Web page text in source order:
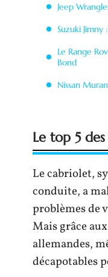
Jeep
Suzuki
Le Range
Bond
Nissan
Le top 5
Le cabriolet,
conduite, a
problèmes de
Mais grâce
allemandes,
décapotables